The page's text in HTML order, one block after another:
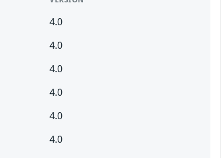
4.0
4.0
4.0
4.0
4.0
4.0